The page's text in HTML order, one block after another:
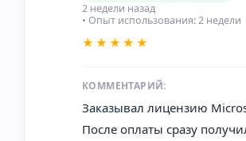
2 недели назад
• Опыт использования: 2 недели
★★★★★
КОММЕНТАРИЙ:
Заказывал лицензию
После оплаты сразу